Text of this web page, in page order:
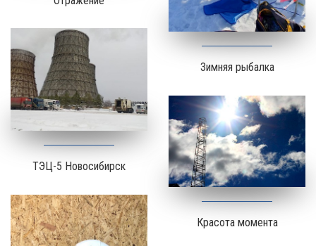
Зимняя рыбалка
ТЭЦ-5 Новосибирск
Красота момента